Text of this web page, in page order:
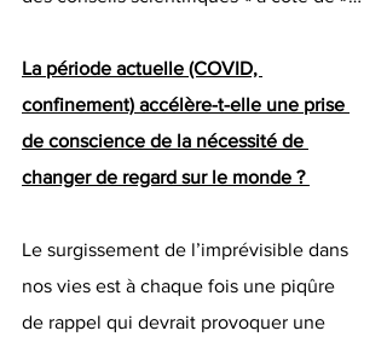
La période actuelle (COVID,
confinement) accélère-t-elle une prise
de conscience de la nécessité de
changer de regard sur le monde ?
Le surgissement de l’imprévisible dans
nos vies est à chaque fois une piqûre
de rappel qui devrait provoquer une